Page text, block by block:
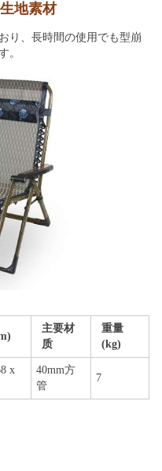
地素材
り、長時間の使用でも型崩
。
主要材
质
重量
(kg)
x
40mm方
管
7